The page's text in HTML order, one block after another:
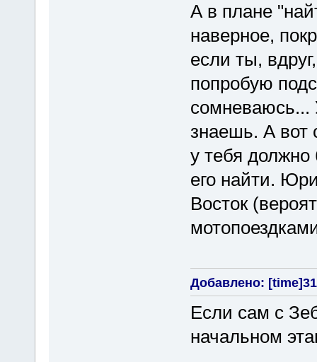
А в плане
наверное,
если ты,
попробую
сомневаюсь...
знаешь. А вот
у тебя
его найти.
Восток
Добавлено:
Если сам с
начальном